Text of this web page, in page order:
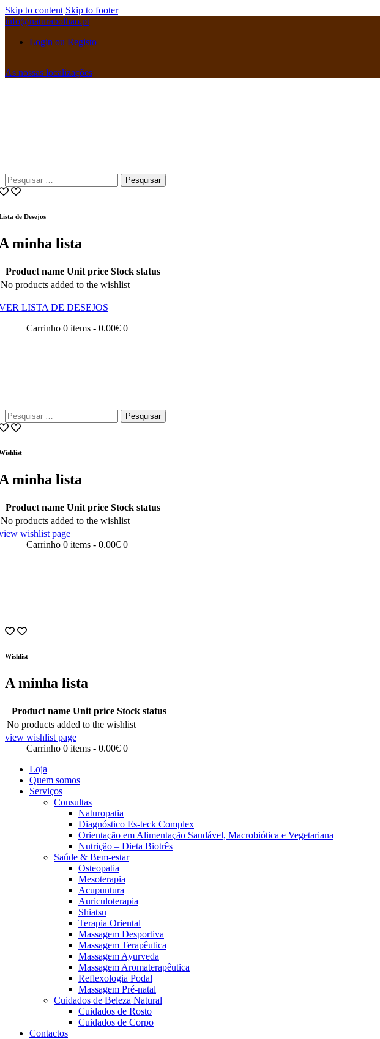
Skip to content Skip to footer
info@naturabolhao.pt
Login ou Registo
As nossas localizações
Pesquisar
por:
de Desejos
minha lista
Product name Unit price Stock status
No products added to the wishlist
LISTA DE DESEJOS
Carrinho 0 items - 0.00€ 0
Pesquisar
por:
minha lista
Product name Unit price Stock status
No products added to the wishlist
wishlist page
Carrinho 0 items - 0.00€ 0
Wishlist
A minha lista
Product name Unit price Stock status
No products added to the wishlist
view wishlist page
Carrinho 0 items - 0.00€ 0
Loja
Quem somos
Serviços
Consultas
Naturopatia
Diagnóstico Es-teck Complex
Orientação em Alimentação Saudável, Macrobiótica e Vegetariana
Nutrição – Dieta Biotrês
Saúde & Bem-estar
Osteopatia
Mesoterapia
Acupuntura
Auriculoterapia
Shiatsu
Terapia Oriental
Massagem Desportiva
Massagem Terapêutica
Massagem Ayurveda
Massagem Aromaterapêutica
Reflexologia Podal
Massagem Pré-natal
Cuidados de Beleza Natural
Cuidados de Rosto
Cuidados de Corpo
Contactos